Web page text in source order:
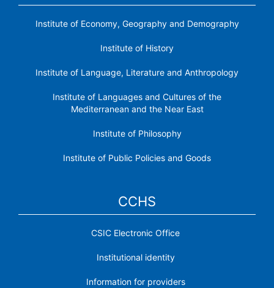
Institute of Economy, Geography and Demography
Institute of History
Institute of Language, Literature and Anthropology
Institute of Languages ​​and Cultures of the
Mediterranean and the Near East
Institute of Philosophy
Institute of Public Policies and Goods
CCHS
CSIC Electronic Office
Institutional identity
Information for providers